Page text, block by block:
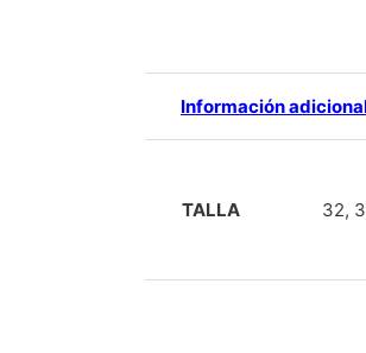
Información
TALLA 32,